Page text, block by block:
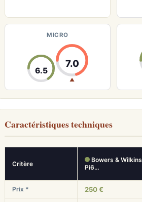
MICRO
6.5
7.0
▲
Caractéristiques techniques
Critère
Bowers & Wilkins
Pi6…
Prix * 250 €